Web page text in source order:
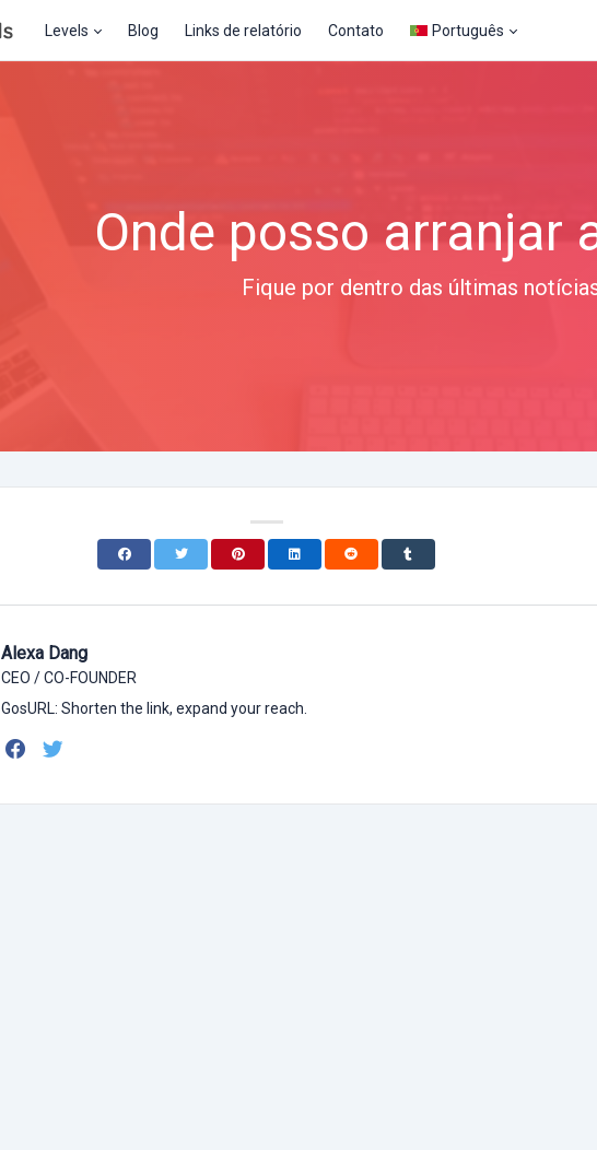
Levels Blog Links de relatório Contato Português
Onde posso arranjar
Fique por dentro das últimas
Alexa Dang
CEO / CO-FOUNDER
GosURL: Shorten the link, expand your reach.